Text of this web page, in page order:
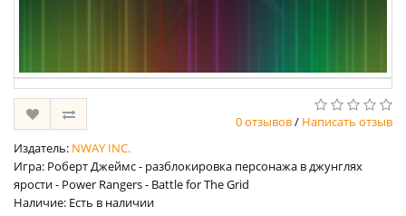
0 отзывов/ Написать отзыв
Издатель: NWAY INC.
Игра: Роберт Джеймс - разблокировка персонажа в джунглях
ярости - Power Rangers - Battle for The Grid
Наличие: Есть в наличии